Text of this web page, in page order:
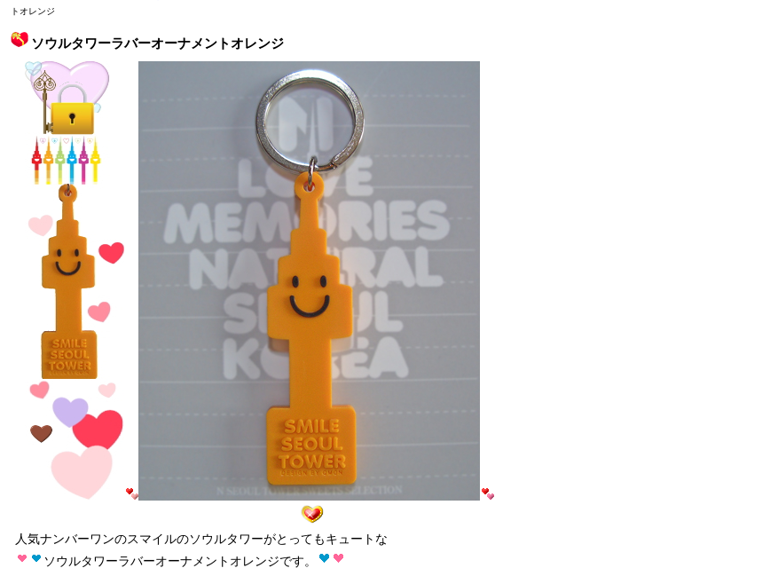
トオレンジ
ソウルタワーラバーオーナメントオレンジ
人気ナンバーワンのスマイルのソウルタワーがとってもキュートな
ソウルタワーラバーオーナメントオレンジです。